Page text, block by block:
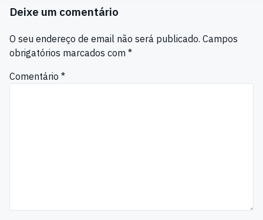
Deixe um comentário
O seu endereço de email não será publicado. Campos
obrigatórios marcados com *
Comentário *